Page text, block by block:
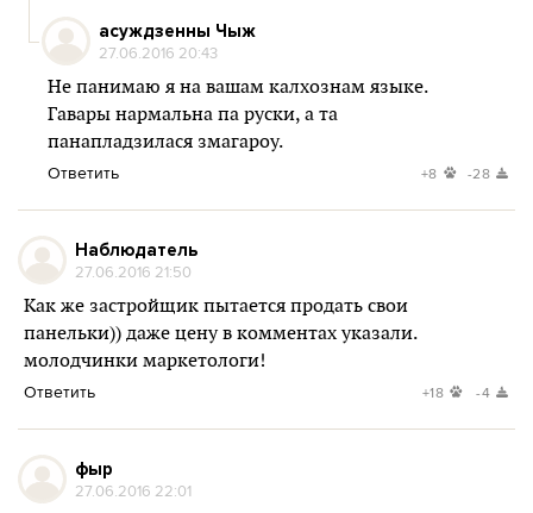
асуждзенны Чыж
27.06.2016 20:43
Не панимаю я на вашам калхознам языке.
Гавары нармальна па руски, а та
панапладзилася змагароу.
Ответить +8 -28
Наблюдатель
27.06.2016 21:50
Как же застройщик пытается продать свои
панельки)) даже цену в комментах указали.
молодчинки маркетологи!
Ответить +18 -4
фыр
27.06.2016 22:01